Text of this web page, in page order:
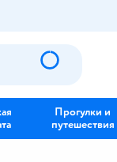
Прогулки и
путешествия